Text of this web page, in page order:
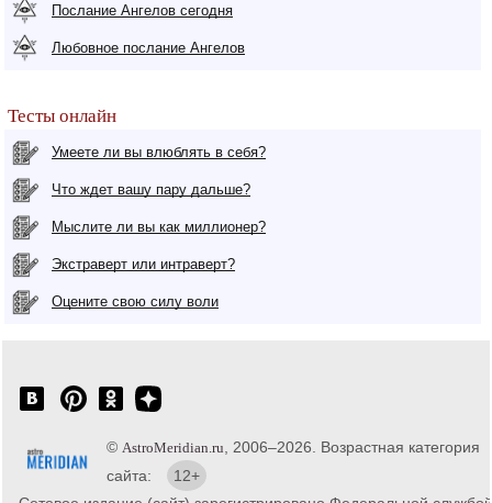
Послание Ангелов сегодня
Любовное послание Ангелов
Тесты онлайн
Умеете ли вы влюблять в себя?
Что ждет вашу пару дальше?
Мыслите ли вы как миллионер?
Экстраверт или интраверт?
Оцените свою силу воли
© AstroMeridian.ru , 2006–2026. Возрастная категория
сайта:
12+